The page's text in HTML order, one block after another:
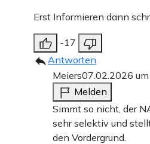
Erst Informieren dann
-17
Antworten
Meiers07.02.2026
Melden
Simmt so nicht, der
sehr selektiv und
den Vordergrund.